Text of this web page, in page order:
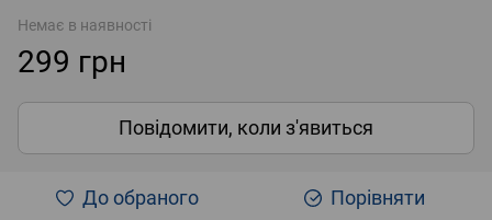
Немає в наявності
299 грн
Повідомити, коли з'явиться
До обраного Порівняти